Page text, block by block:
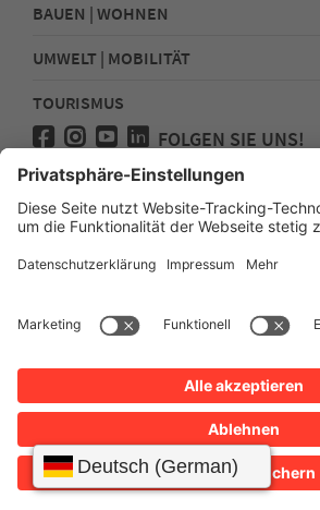
BAUEN | WOHNEN
UMWELT | MOBILITÄT
TOURISMUS
FOLGEN SIE UNS!
Presse
Kontakt
Impressum
Sitemap